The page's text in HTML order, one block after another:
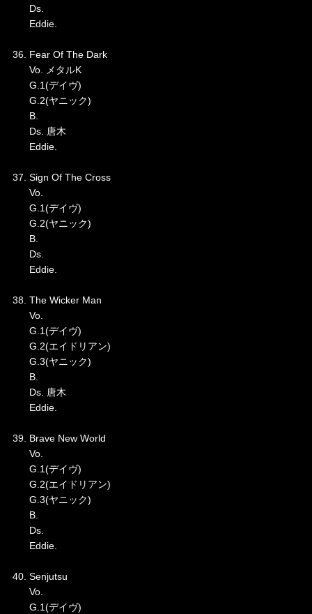
Ds.
Eddie.
36. Fear Of The Dark
Vo. メタルK
G.1(デイヴ)
G.2(ヤニック)
B.
Ds. 唐木
Eddie.
37. Sign Of The Cross
Vo.
G.1(デイヴ)
G.2(ヤニック)
B.
Ds.
Eddie.
38. The Wicker Man
Vo.
G.1(デイヴ)
G.2(エイドリアン)
G.3(ヤニック)
B.
Ds. 唐木
Eddie.
39. Brave New World
Vo.
G.1(デイヴ)
G.2(エイドリアン)
G.3(ヤニック)
B.
Ds.
Eddie.
40. Senjutsu
Vo.
G.1(デイヴ)